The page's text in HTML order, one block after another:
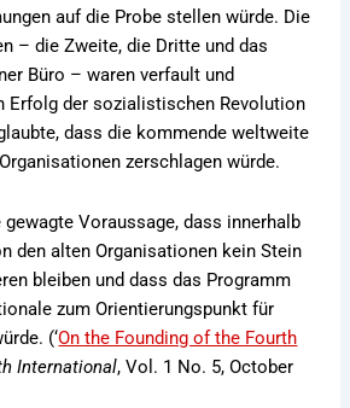
auf die Probe stellen würde. Die
– die Zweite, die Dritte und das
Büro – waren verfault und
Erfolg der sozialistischen Revolution
dass die kommende weltweite
zerschlagen würde.
Voraussage, dass innerhalb
den alten Organisationen kein Stein
bleiben und dass das Programm
zum Orientierungspunkt für
(‘On the Founding of the Fourth
International, Vol. 1 No. 5, October